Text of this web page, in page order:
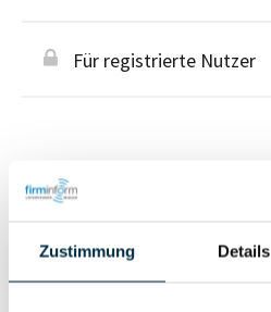
Zustimmung Details
Für registrierte Nutzer
Personen im Unternehmen